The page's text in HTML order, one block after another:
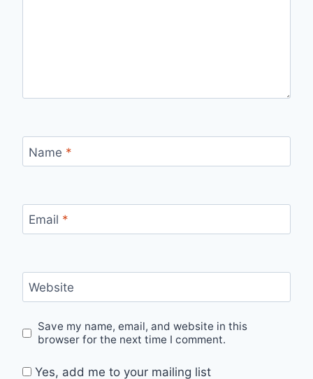
Name *
Email *
Website
Save my name, email, and website in this
browser for the next time I comment.
Yes, add me to your mailing list